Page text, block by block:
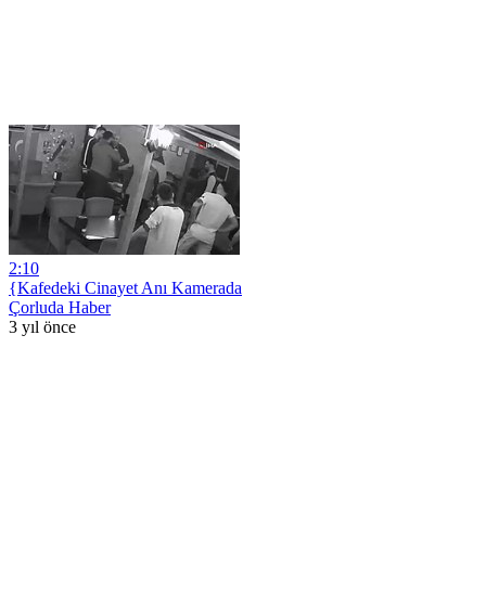
2:10
{Kafedeki Cinayet Anı Kamerada
Çorluda Haber
3 yıl önce